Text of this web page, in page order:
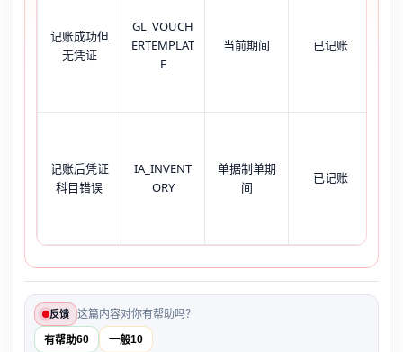
记账成功但
无凭证
GL_VOUCH
ERTEMPLAT
E
当前期间 已记账
记账后凭证
科目错误
IA_INVENT
ORY
单据制单期
间
已记账
反馈 这篇内容对你有帮助吗？
有帮助60 一般10